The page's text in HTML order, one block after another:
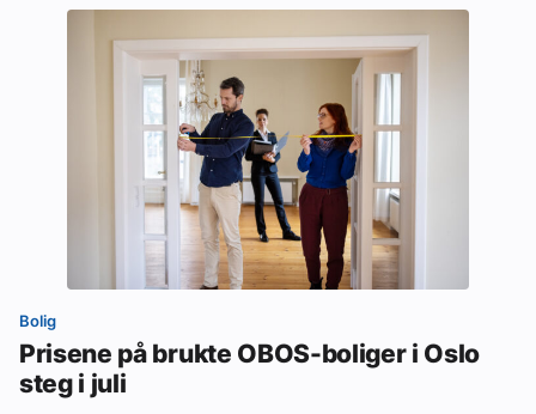
Bolig
Prisene på brukte OBOS-boliger i Oslo
steg i juli